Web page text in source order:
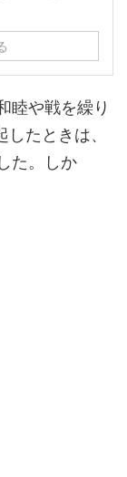
睦や戦を繰り
たときは、
た。しか